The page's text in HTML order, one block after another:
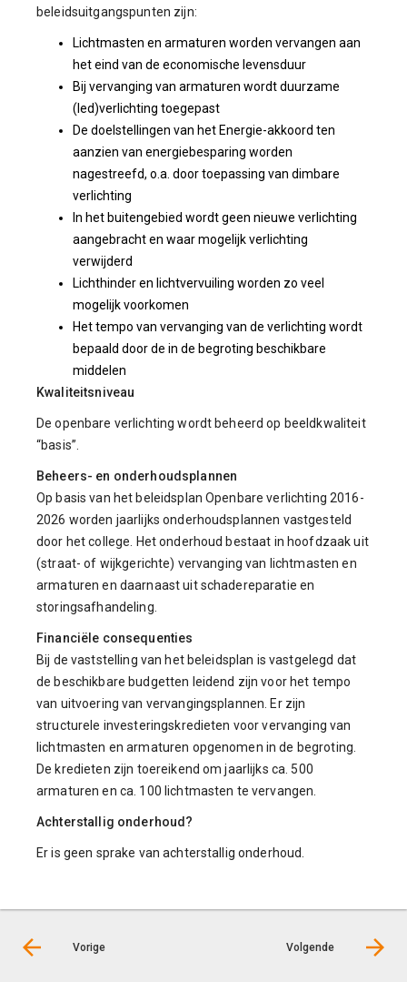
beleidsuitgangspunten zijn:
Lichtmasten en armaturen worden vervangen aan
het eind van de economische levensduur
Bij vervanging van armaturen wordt duurzame
(led)verlichting toegepast
De doelstellingen van het Energie-akkoord ten
aanzien van energiebesparing worden
nagestreefd, o.a. door toepassing van dimbare
verlichting
In het buitengebied wordt geen nieuwe verlichting
aangebracht en waar mogelijk verlichting
verwijderd
Lichthinder en lichtvervuiling worden zo veel
mogelijk voorkomen
Het tempo van vervanging van de verlichting wordt
bepaald door de in de begroting beschikbare
middelen
Kwaliteitsniveau
De openbare verlichting wordt beheerd op beeldkwaliteit
“basis”.
Beheers- en onderhoudsplannen
Op basis van het beleidsplan Openbare verlichting 2016-
2026 worden jaarlijks onderhoudsplannen vastgesteld
door het college. Het onderhoud bestaat in hoofdzaak uit
(straat- of wijkgerichte) vervanging van lichtmasten en
armaturen en daarnaast uit schadereparatie en
storingsafhandeling.
Financiële consequenties
Bij de vaststelling van het beleidsplan is vastgelegd dat
de beschikbare budgetten leidend zijn voor het tempo
van uitvoering van vervangingsplannen. Er zijn
structurele investeringskredieten voor vervanging van
lichtmasten en armaturen opgenomen in de begroting.
De kredieten zijn toereikend om jaarlijks ca. 500
armaturen en ca. 100 lichtmasten te vervangen.
Achterstallig onderhoud?
Er is geen sprake van achterstallig onderhoud.
Vorige Volgende